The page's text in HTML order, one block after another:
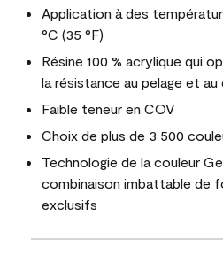
Application à des
°C (35 °F)
Résine 100 % acrylique qui
la résistance au pelage et au
Faible teneur en COV
Choix de plus de 3 500
Technologie de la couleur
combinaison imbattable de
exclusifs